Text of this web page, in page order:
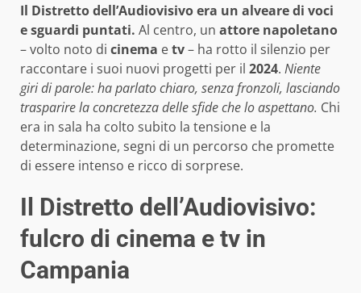
Il Distretto dell’Audiovisivo era un alveare di voci
e sguardi puntati. Al centro, un attore napoletano
– volto noto di cinema etv– ha rotto il silenzio per
raccontare i suoi nuovi progetti per il 2024. Niente
giri di parole: ha parlato chiaro, senza fronzoli, lasciando
trasparire la concretezza delle sfide che lo aspettano. Chi
era in sala ha colto subito la tensione e la
determinazione, segni di un percorso che promette
di essere intenso e ricco di sorprese.
Il Distretto dell’Audiovisivo:
fulcro di cinema e tv in
Campania